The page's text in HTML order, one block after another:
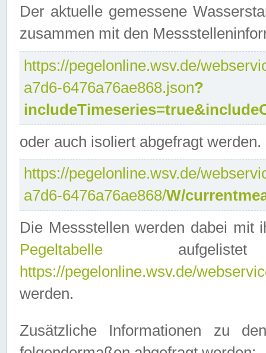
Der aktuelle gemessene
zusammen mit den
https://pegelonline.wsv.de/
a7d6-6476a76ae868.json?
oder auch isoliert abgefragt werden.
https://pegelonline.wsv.de/
a7d6-6476a76ae868/W/
Die Messstellen werden dabei mit
Pegeltabelle
https://pegelonline.wsv.de/
werden.
Zusätzliche Informationen zu